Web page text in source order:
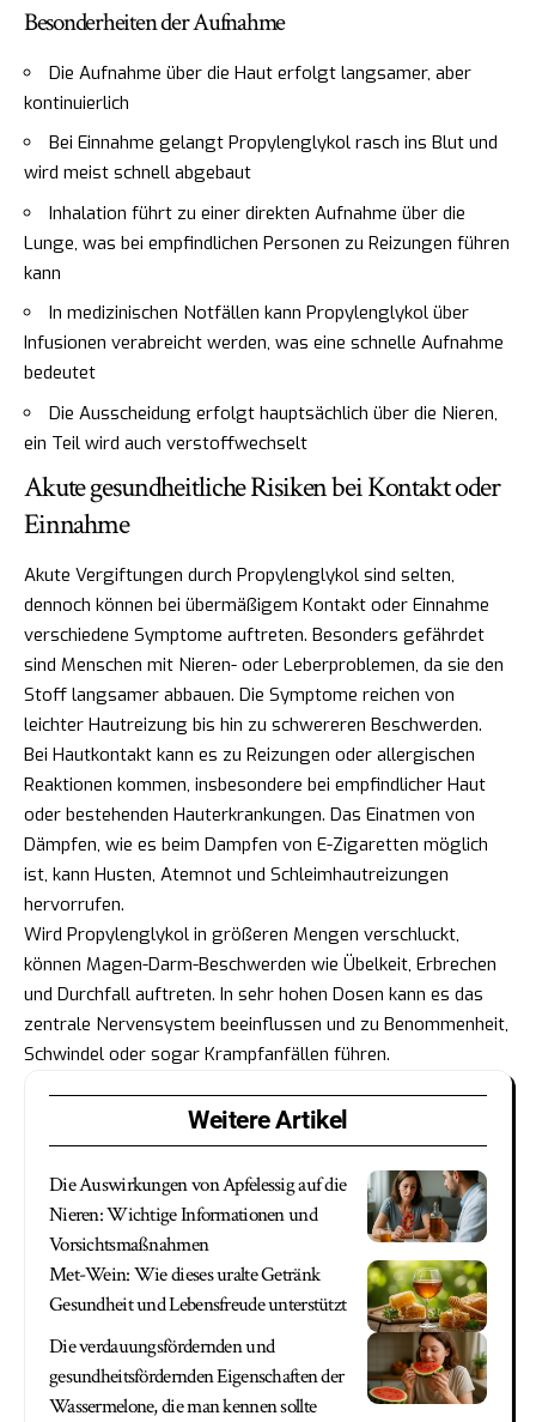
Besonderheiten der Aufnahme
Die Aufnahme über die Haut erfolgt langsamer, aber
kontinuierlich
Bei Einnahme gelangt Propylenglykol rasch ins Blut und
wird meist schnell abgebaut
Inhalation führt zu einer direkten Aufnahme über die
Lunge, was bei empfindlichen Personen zu Reizungen führen
kann
In medizinischen Notfällen kann Propylenglykol über
Infusionen verabreicht werden, was eine schnelle Aufnahme
bedeutet
Die Ausscheidung erfolgt hauptsächlich über die Nieren,
ein Teil wird auch verstoffwechselt
Akute gesundheitliche Risiken bei Kontakt oder
Einnahme
Akute Vergiftungen durch Propylenglykol sind selten,
dennoch können bei übermäßigem Kontakt oder Einnahme
verschiedene Symptome auftreten. Besonders gefährdet
sind Menschen mit Nieren- oder Leberproblemen, da sie den
Stoff langsamer abbauen. Die Symptome reichen von
leichter Hautreizung bis hin zu schwereren Beschwerden.
Bei Hautkontakt kann es zu Reizungen oder allergischen
Reaktionen kommen, insbesondere bei empfindlicher Haut
oder bestehenden Hauterkrankungen. Das Einatmen von
Dämpfen, wie es beim Dampfen von E-Zigaretten möglich
ist, kann Husten, Atemnot und Schleimhautreizungen
hervorrufen.
Wird Propylenglykol in größeren Mengen verschluckt,
können Magen-Darm-Beschwerden wie Übelkeit, Erbrechen
und Durchfall auftreten. In sehr hohen Dosen kann es das
zentrale Nervensystem beeinflussen und zu Benommenheit,
Schwindel oder sogar Krampfanfällen führen.
Weitere Artikel
Die Auswirkungen von Apfelessig auf die
Nieren: Wichtige Informationen und
Vorsichtsmaßnahmen
Met-Wein: Wie dieses uralte Getränk
Gesundheit und Lebensfreude unterstützt
Die verdauungsfördernden und
gesundheitsfördernden Eigenschaften der
Wassermelone, die man kennen sollte